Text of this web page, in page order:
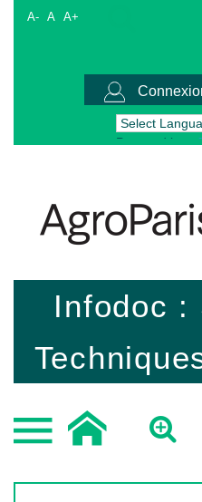
A- A A+
Powered by
Infodoc :